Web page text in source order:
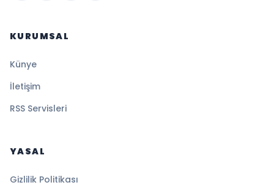
KURUMSAL
Künye
İletişim
RSS Servisleri
YASAL
Gizlilik Politikası